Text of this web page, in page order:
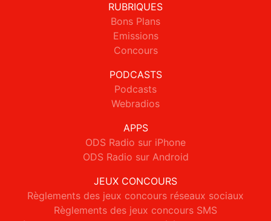
RUBRIQUES
Bons Plans
Emissions
Concours
PODCASTS
Podcasts
Webradios
APPS
ODS Radio sur iPhone
ODS Radio sur Android
JEUX CONCOURS
Règlements des jeux concours réseaux sociaux
Règlements des jeux concours SMS